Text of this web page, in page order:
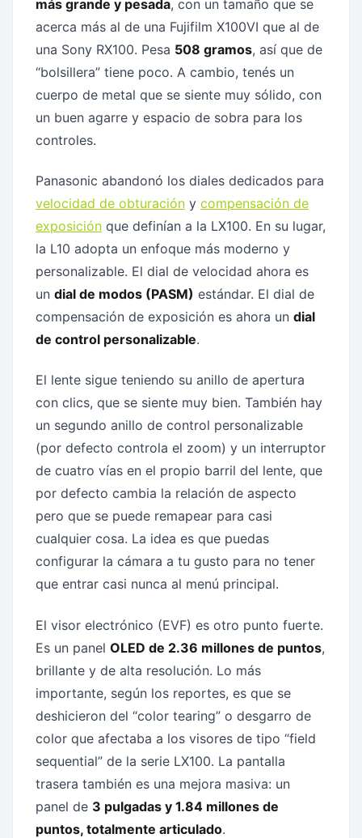
más grande y pesada, con un tamaño que se
acerca más al de una Fujifilm X100VI que al de
una Sony RX100. Pesa 508 gramos, así que de
“bolsillera” tiene poco. A cambio, tenés un
cuerpo de metal que se siente muy sólido, con
un buen agarre y espacio de sobra para los
controles.
Panasonic abandonó los diales dedicados para
velocidad de obturación y compensación de
exposición que definían a la LX100. En su lugar,
la L10 adopta un enfoque más moderno y
personalizable. El dial de velocidad ahora es
un dial de modos (PASM) estándar. El dial de
compensación de exposición es ahora un dial
de control personalizable.
El lente sigue teniendo su anillo de apertura
con clics, que se siente muy bien. También hay
un segundo anillo de control personalizable
(por defecto controla el zoom) y un interruptor
de cuatro vías en el propio barril del lente, que
por defecto cambia la relación de aspecto
pero que se puede remapear para casi
cualquier cosa. La idea es que puedas
configurar la cámara a tu gusto para no tener
que entrar casi nunca al menú principal.
El visor electrónico (EVF) es otro punto fuerte.
Es un panel OLED de 2.36 millones de puntos,
brillante y de alta resolución. Lo más
importante, según los reportes, es que se
deshicieron del “color tearing” o desgarro de
color que afectaba a los visores de tipo “field
sequential” de la serie LX100. La pantalla
trasera también es una mejora masiva: un
panel de 3 pulgadas y 1.84 millones de
puntos, totalmente articulado.